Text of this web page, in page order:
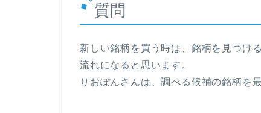
質問
新しい銘柄を買う時は、銘柄を見つけ
流れになると思います。
りおぽんさんは、調べる候補の銘柄を